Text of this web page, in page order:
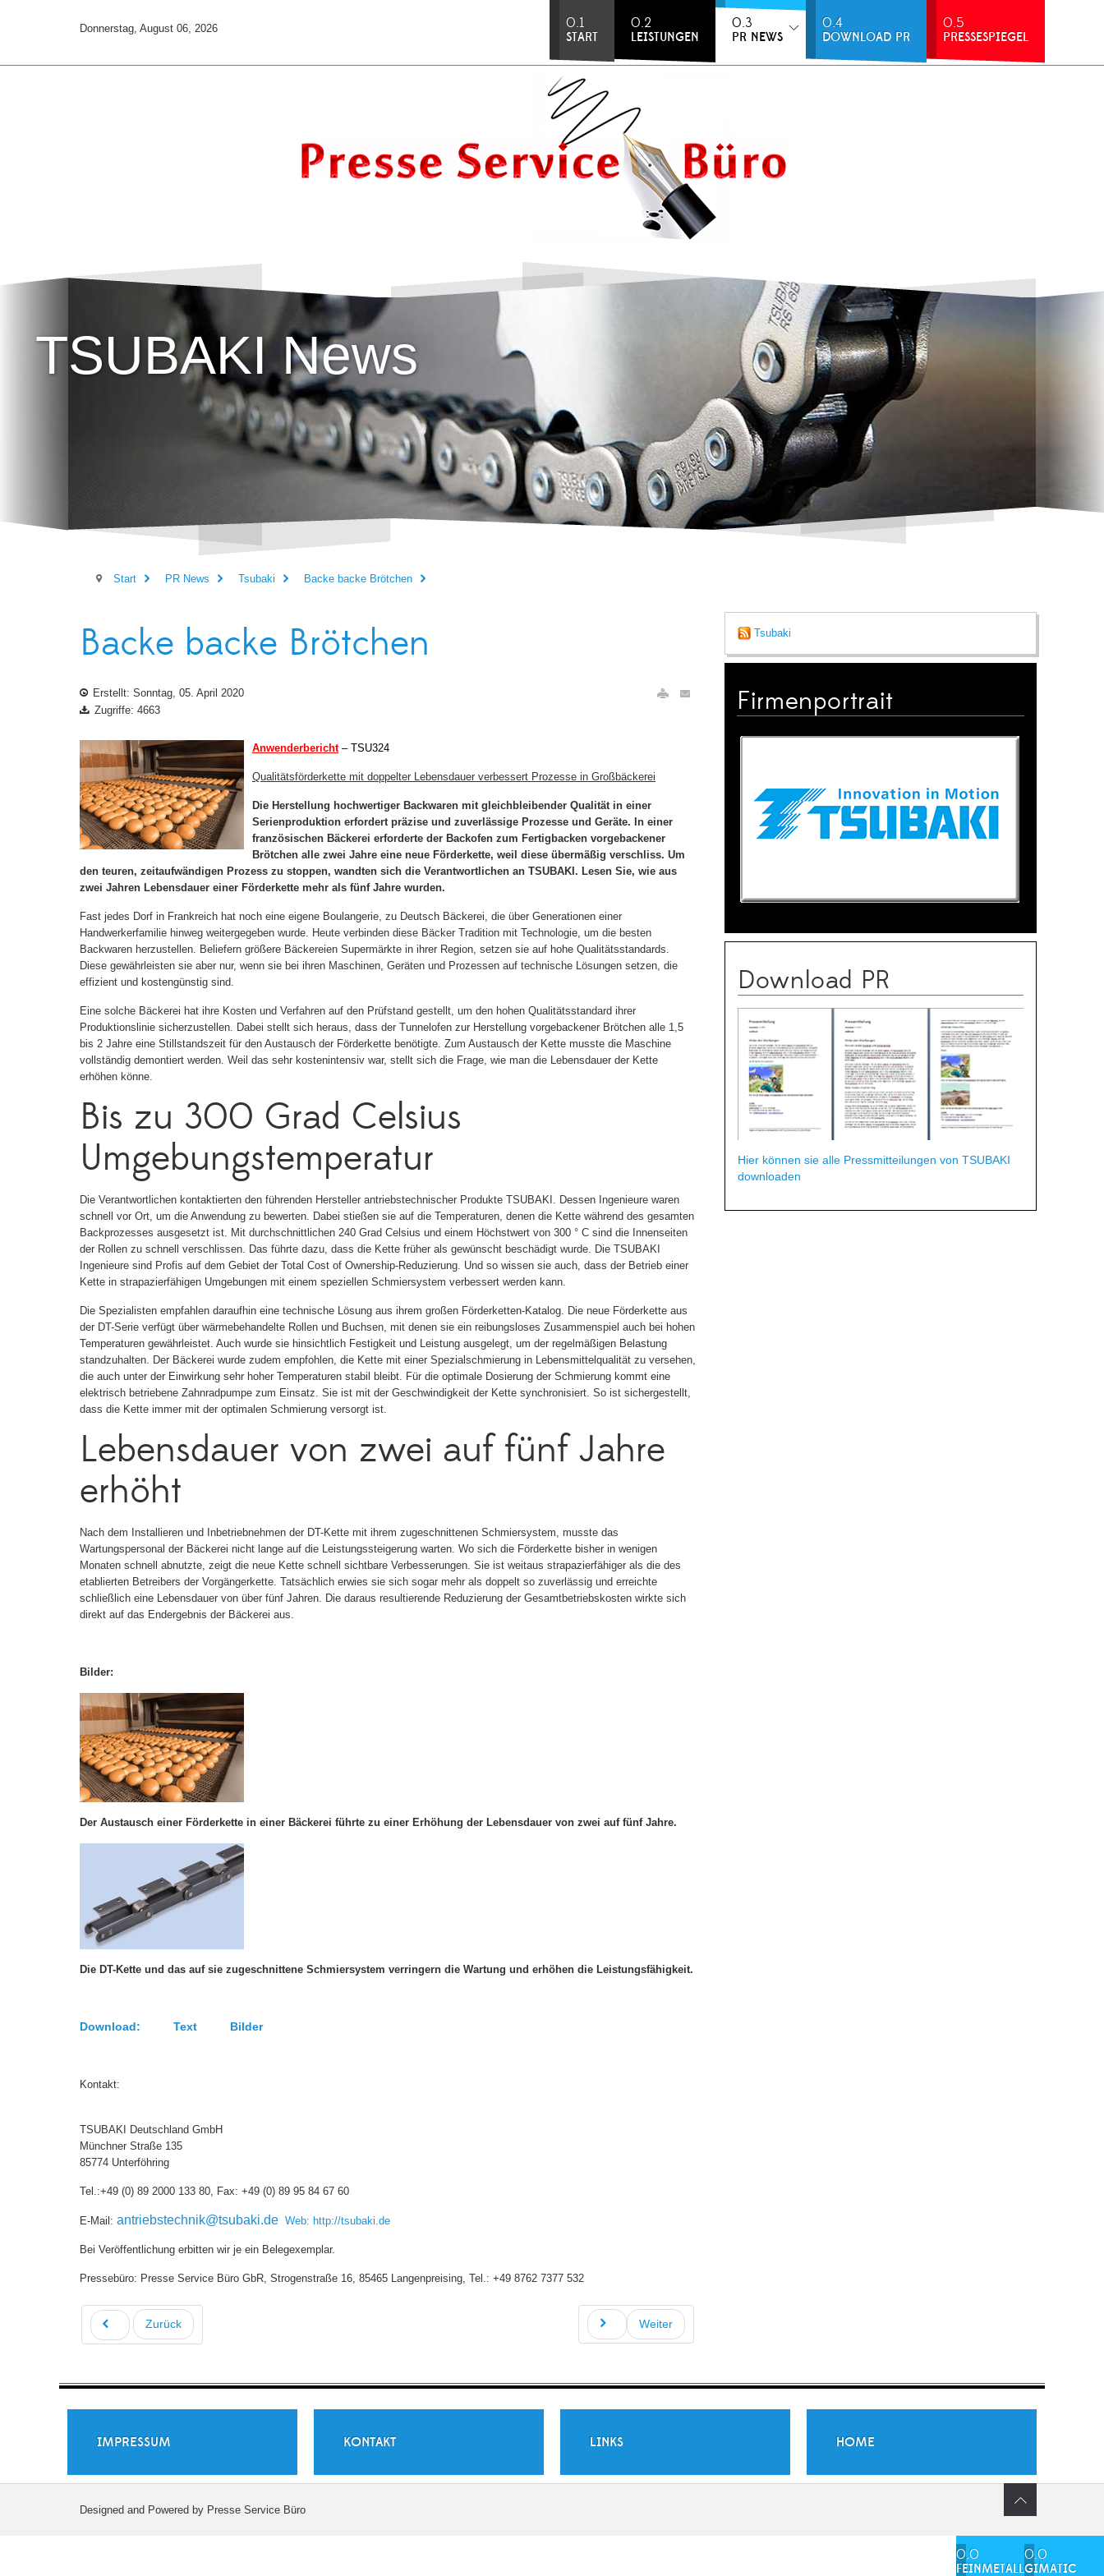
Donnerstag, August 06, 2026 0.1
START
0.2
LEISTUNGEN
0.3
PR NEWS
0.4
DOWNLOAD PR
0.5
PRESSESPIEGEL
TSUBAKI News
Start PR News Tsubaki Backe backe Brötchen
Backe backe Brötchen
Erstellt: Sonntag, 05. April 2020
Zugriffe: 4663
Anwenderbericht– TSU324
Qualitätsförderkette mit doppelter Lebensdauer verbessert Prozesse in Großbäckerei
Die Herstellung hochwertiger Backwaren mit gleichbleibender Qualität in einer
Serienproduktion erfordert präzise und zuverlässige Prozesse und Geräte. In einer
französischen Bäckerei erforderte der Backofen zum Fertigbacken vorgebackener
Brötchen alle zwei Jahre eine neue Förderkette, weil diese übermäßig verschliss. Um
den teuren, zeitaufwändigen Prozess zu stoppen, wandten sich die Verantwortlichen an TSUBAKI. Lesen Sie, wie aus
zwei Jahren Lebensdauer einer Förderkette mehr als fünf Jahre wurden.
Fast jedes Dorf in Frankreich hat noch eine eigene Boulangerie, zu Deutsch Bäckerei, die über Generationen einer
Handwerkerfamilie hinweg weitergegeben wurde. Heute verbinden diese Bäcker Tradition mit Technologie, um die besten
Backwaren herzustellen. Beliefern größere Bäckereien Supermärkte in ihrer Region, setzen sie auf hohe Qualitätsstandards.
Diese gewährleisten sie aber nur, wenn sie bei ihren Maschinen, Geräten und Prozessen auf technische Lösungen setzen, die
effizient und kostengünstig sind.
Eine solche Bäckerei hat ihre Kosten und Verfahren auf den Prüfstand gestellt, um den hohen Qualitätsstandard ihrer
Produktionslinie sicherzustellen. Dabei stellt sich heraus, dass der Tunnelofen zur Herstellung vorgebackener Brötchen alle 1,5
bis 2 Jahre eine Stillstandszeit für den Austausch der Förderkette benötigte. Zum Austausch der Kette musste die Maschine
vollständig demontiert werden. Weil das sehr kostenintensiv war, stellt sich die Frage, wie man die Lebensdauer der Kette
erhöhen könne.
Bis zu 300 Grad Celsius
Umgebungstemperatur
Die Verantwortlichen kontaktierten den führenden Hersteller antriebstechnischer Produkte TSUBAKI. Dessen Ingenieure waren
schnell vor Ort, um die Anwendung zu bewerten. Dabei stießen sie auf die Temperaturen, denen die Kette während des gesamten
Backprozesses ausgesetzt ist. Mit durchschnittlichen 240 Grad Celsius und einem Höchstwert von 300 ° C sind die Innenseiten
der Rollen zu schnell verschlissen. Das führte dazu, dass die Kette früher als gewünscht beschädigt wurde. Die TSUBAKI
Ingenieure sind Profis auf dem Gebiet der Total Cost of Ownership-Reduzierung. Und so wissen sie auch, dass der Betrieb einer
Kette in strapazierfähigen Umgebungen mit einem speziellen Schmiersystem verbessert werden kann.
Die Spezialisten empfahlen daraufhin eine technische Lösung aus ihrem großen Förderketten-Katalog. Die neue Förderkette aus
der DT-Serie verfügt über wärmebehandelte Rollen und Buchsen, mit denen sie ein reibungsloses Zusammenspiel auch bei hohen
Temperaturen gewährleistet. Auch wurde sie hinsichtlich Festigkeit und Leistung ausgelegt, um der regelmäßigen Belastung
standzuhalten. Der Bäckerei wurde zudem empfohlen, die Kette mit einer Spezialschmierung in Lebensmittelqualität zu versehen,
die auch unter der Einwirkung sehr hoher Temperaturen stabil bleibt. Für die optimale Dosierung der Schmierung kommt eine
elektrisch betriebene Zahnradpumpe zum Einsatz. Sie ist mit der Geschwindigkeit der Kette synchronisiert. So ist sichergestellt,
dass die Kette immer mit der optimalen Schmierung versorgt ist.
Lebensdauer von zwei auf fünf Jahre
erhöht
Nach dem Installieren und Inbetriebnehmen der DT-Kette mit ihrem zugeschnittenen Schmiersystem, musste das
Wartungspersonal der Bäckerei nicht lange auf die Leistungssteigerung warten. Wo sich die Förderkette bisher in wenigen
Monaten schnell abnutzte, zeigt die neue Kette schnell sichtbare Verbesserungen. Sie ist weitaus strapazierfähiger als die des
etablierten Betreibers der Vorgängerkette. Tatsächlich erwies sie sich sogar mehr als doppelt so zuverlässig und erreichte
schließlich eine Lebensdauer von über fünf Jahren. Die daraus resultierende Reduzierung der Gesamtbetriebskosten wirkte sich
direkt auf das Endergebnis der Bäckerei aus.
Bilder:
Der Austausch einer Förderkette in einer Bäckerei führte zu einer Erhöhung der Lebensdauer von zwei auf fünf Jahre.
Die DT-Kette und das auf sie zugeschnittene Schmiersystem verringern die Wartung und erhöhen die Leistungsfähigkeit.
Download: Text Bilder
Kontakt:
TSUBAKI Deutschland GmbH
Münchner Straße 135
85774 Unterföhring
Tel.:+49 (0) 89 2000 133 80, Fax: +49 (0) 89 95 84 67 60
E-Mail: antriebstechnik@tsubaki.de Web: http://tsubaki.de
Bei Veröffentlichung erbitten wir je ein Belegexemplar.
Pressebüro: Presse Service Büro GbR, Strogenstraße 16, 85465 Langenpreising, Tel.: +49 8762 7377 532
Zurück Weiter
Tsubaki
Firmenportrait
Download PR
Hier können sie alle Pressmitteilungen von TSUBAKI
downloaden
IMPRESSUM KONTAKT LINKS HOME
Designed and Powered by Presse Service Büro
0.0
FEINMETALL
0.0
GIMATIC